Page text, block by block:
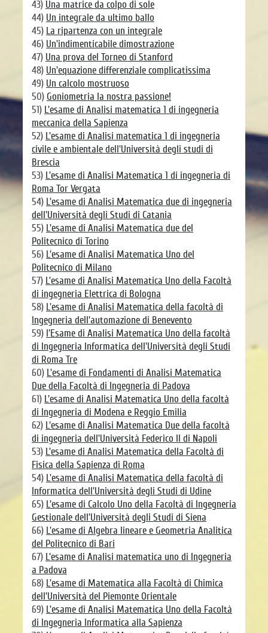
43) Una matrice da colpo di sole
44) Un integrale da ultimo ballo
45) La ripartenza con un integrale
46) Un'indimenticabile dimostrazione
47) Una prova del Torneo di Stanford
48) Un'equazione differenziale complicatissima
49) Un calcolo mostruoso
50)Goniometria la nostra passione!
51) L'esame di Analisi matematica 1 di ingegneria
meccanica della Sapienza
52) L'esame di Analisi matematica 1 di ingegneria
civile e ambientale dell'Università degli studi di
Brescia
53) L'esame di Analisi Matematica 1 di ingegneria di
Roma Tor Vergata
54) L'esame di Analisi Matematica due di ingegneria
dell'Università degli Studi di Catania
55) L'esame di Analisi Matematica due del
Politecnico di Torino
56) L'esame di Analisi Matematica Uno del
Politecnico di Milano
57) L'esame di Analisi Matematica Uno della Facoltà
di ingegneria Elettrica di Bologna
58) L'esame di Analisi Matematica della facoltà di
Ingegneria dell'automazione di Benevento
59) l'Esame di Analisi Matematica Uno della facoltà
di Ingegneria Informatica dell'Università degli Studi
di Roma Tre
60) L'esame di Fondamenti di Analisi Matematica
Due della Facoltà di Ingegneria di Padova
61) L'esame di Analisi Matematica Uno della facoltà
di Ingegneria di Modena e Reggio Emilia
62) L'esame di Analisi Matematica Due della facoltà
di ingegneria dell'Università Federico II di Napoli
53) L'esame di Analisi Matematica della Facoltà di
Fisica della Sapienza di Roma
54) L'esame di Analisi Matematica della facoltà di
Informatica dell'Università degli Studi di Udine
65) L'esame di Calcolo Uno della Facoltà di Ingegneria
Gestionale dell'Università degli Studi di Siena
66) L'esame di Algebra lineare e Geometria Analitica
del Politecnico di Bari
67) L'esame di Analisi matematica uno di Ingegneria
a Padova
68) L'esame di Matematica alla Facoltà di Chimica
dell'Università del Piemonte Orientale
69) L'esame di Analisi Matematica Uno della Facoltà
di Ingegneria Informatica alla Sapienza